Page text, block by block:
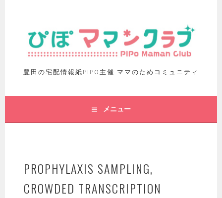
豊田の宅配情報紙PIPO主催 ママのためコミュニティ
メニュー
PROPHYLAXIS SAMPLING,
CROWDED TRANSCRIPTION